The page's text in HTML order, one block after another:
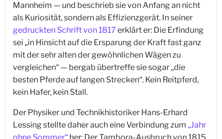
Mannheim — und beschrieb sie von Anfang an nicht
als Kuriosität, sondern als Effizienzgerät. In seiner
gedruckten Schrift von 1817 erklärt er: Die Erfindung
sei „in Hinsicht auf die Ersparung der Kraft fast ganz
mit der sehr alten der gewöhnlichen Wägen zu
vergleichen“ — bergab übertreffe sie sogar „die
besten Pferde auf langen Strecken“. Kein Reitpferd,
kein Hafer, kein Stall.
Der Physiker und Technikhistoriker Hans-Erhard
Lessing stellte daher auch eine Verbindung zum „Jahr